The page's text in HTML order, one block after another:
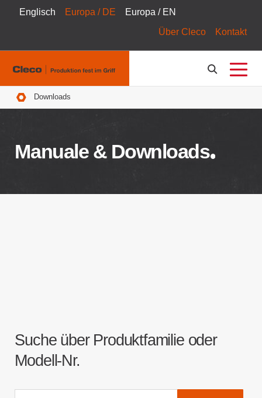
Englisch Europa / DE
Europa / EN
Über Cleco
Kontakt
Pfadnavigation
Downloads
Manuale & Downloads
Suche über Produktfamilie oder
Modell-Nr.